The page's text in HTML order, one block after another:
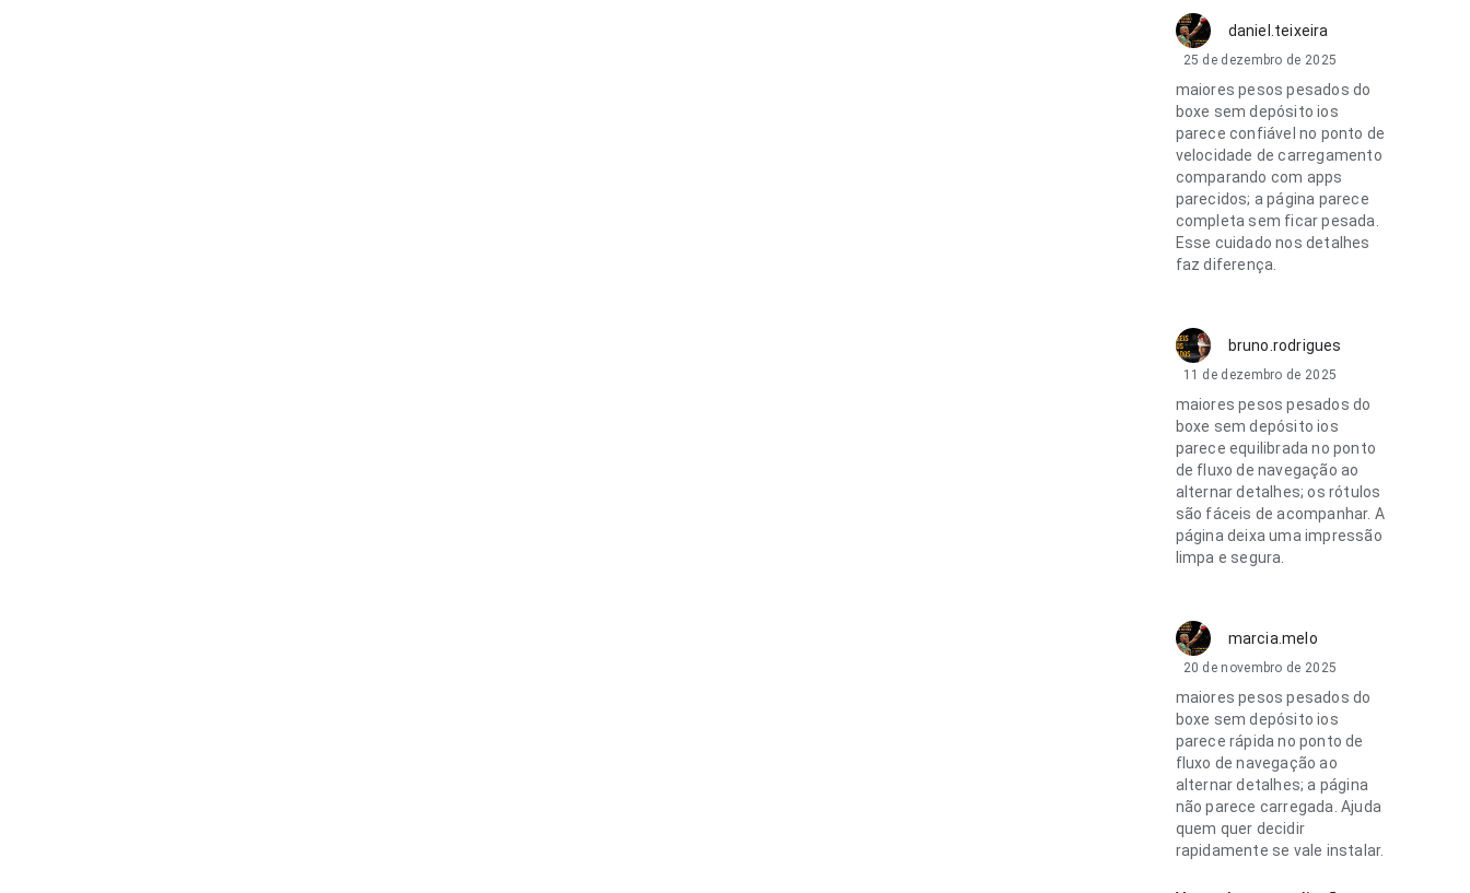
daniel.teixeira
25 de dezembro de 2025
maiores pesos pesados do
boxe sem depósito ios
parece confiável no ponto de
velocidade de carregamento
comparando com apps
parecidos; a página parece
completa sem ficar pesada.
Esse cuidado nos detalhes
faz diferença.
bruno.rodrigues
11 de dezembro de 2025
maiores pesos pesados do
boxe sem depósito ios
parece equilibrada no ponto
de fluxo de navegação ao
alternar detalhes; os rótulos
são fáceis de acompanhar. A
página deixa uma impressão
limpa e segura.
marcia.melo
20 de novembro de 2025
maiores pesos pesados do
boxe sem depósito ios
parece rápida no ponto de
fluxo de navegação ao
alternar detalhes; a página
não parece carregada. Ajuda
quem quer decidir
rapidamente se vale instalar.